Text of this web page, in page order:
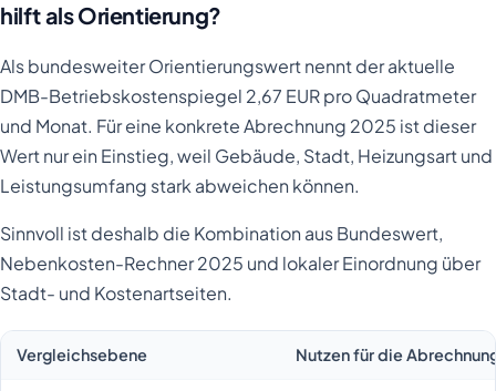
hilft als Orientierung?
Als bundesweiter Orientierungswert nennt der aktuelle
DMB-Betriebskostenspiegel 2,67 EUR pro Quadratmeter
und Monat. Für eine konkrete Abrechnung 2025 ist dieser
Wert nur ein Einstieg, weil Gebäude, Stadt, Heizungsart und
Leistungsumfang stark abweichen können.
Sinnvoll ist deshalb die Kombination aus Bundeswert,
Nebenkosten-Rechner 2025 und lokaler Einordnung über
Stadt- und Kostenartseiten.
Vergleichsebene Nutzen für die